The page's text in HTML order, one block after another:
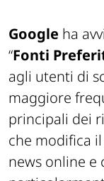
Google ha
“Fonti
agli utenti di
maggiore
principali dei
che modifica
news online e